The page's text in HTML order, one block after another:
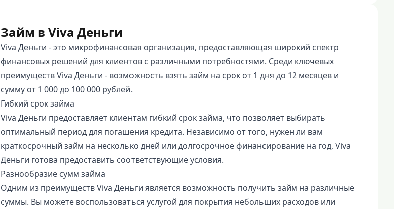
Займ в Viva Деньги
Viva Деньги - это микрофинансовая организация, предоставляющая широкий спектр
финансовых решений для клиентов с различными потребностями. Среди ключевых
преимуществ Viva Деньги - возможность взять займ на срок от 1 дня до 12 месяцев и
сумму от 1 000 до 100 000 рублей.
Гибкий срок займа
Viva Деньги предоставляет клиентам гибкий срок займа, что позволяет выбирать
оптимальный период для погашения кредита. Независимо от того, нужен ли вам
краткосрочный займ на несколько дней или долгосрочное финансирование на год, Viva
Деньги готова предоставить соответствующие условия.
Разнообразие сумм займа
Одним из преимуществ Viva Деньги является возможность получить займ на различные
суммы. Вы можете воспользоваться услугой для покрытия небольших расходов или